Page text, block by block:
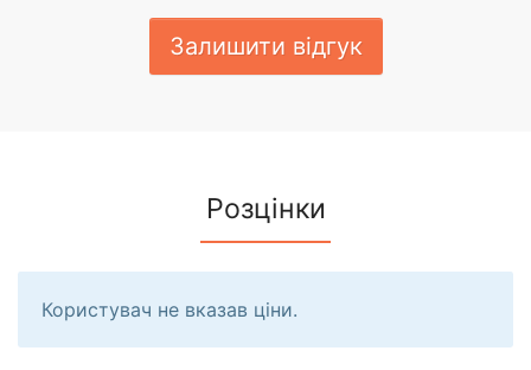
Залишити відгук
Розцінки
Користувач не вказав ціни.